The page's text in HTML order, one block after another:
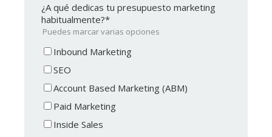
¿A qué dedicas tu presupuesto marketing
habitualmente?*
Puedes marcar varias opciones
Inbound Marketing
SEO
Account Based Marketing (ABM)
Paid Marketing
Inside Sales